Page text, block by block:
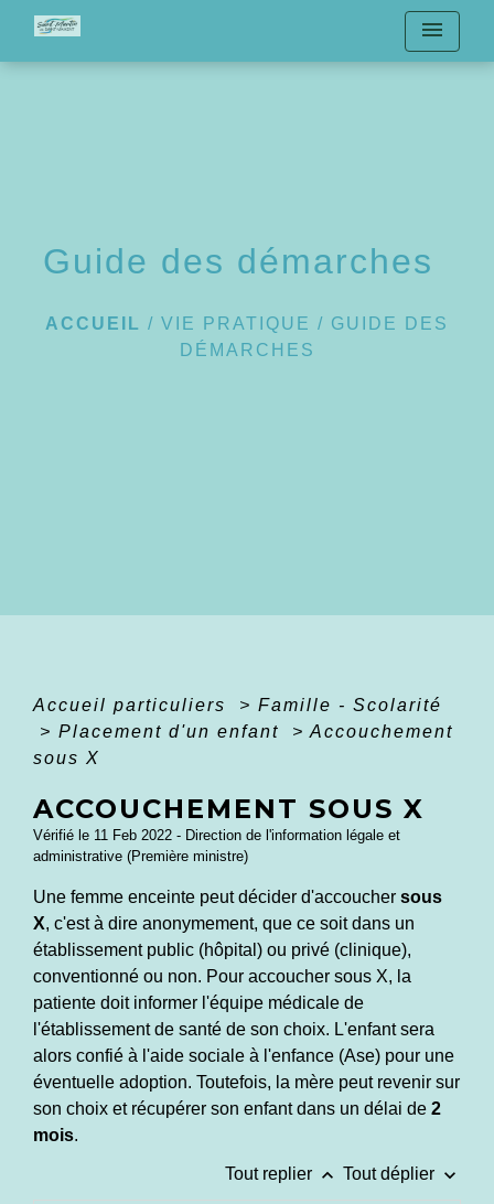
menu
Guide des démarches
ACCUEIL / VIE PRATIQUE / GUIDE DES
DÉMARCHES
Accueil particuliers > Famille - Scolarité
> Placement d'un enfant > Accouchement
sous X
ACCOUCHEMENT SOUS X
Vérifié le 11 Feb 2022 - Direction de l'information légale et
administrative (Première ministre)
Une femme enceinte peut décider d'accoucher sous
X, c'est à dire anonymement, que ce soit dans un
établissement public (hôpital) ou privé (clinique),
conventionné ou non. Pour accoucher sous X, la
patiente doit informer l'équipe médicale de
l'établissement de santé de son choix. L'enfant sera
alors confié à l'aide sociale à l'enfance (Ase) pour une
éventuelle adoption. Toutefois, la mère peut revenir sur
son choix et récupérer son enfant dans un délai de 2
mois.
Tout replier keyboard_arrow_up Tout déplier keyboard_arrow_down